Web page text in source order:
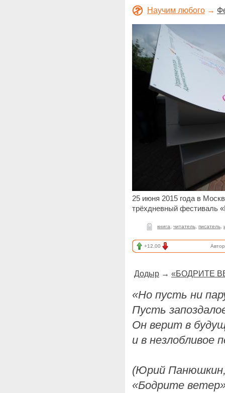
Научим любого →
25 июня 2015 года в
трёхдневный фестиваль
книга читатель писатель
+12.00
Додыр → «БОДРИТЕ
«Но пусть ни
Пусть
Он верит в
и в незлобливое
(Юрий
«Бодрите